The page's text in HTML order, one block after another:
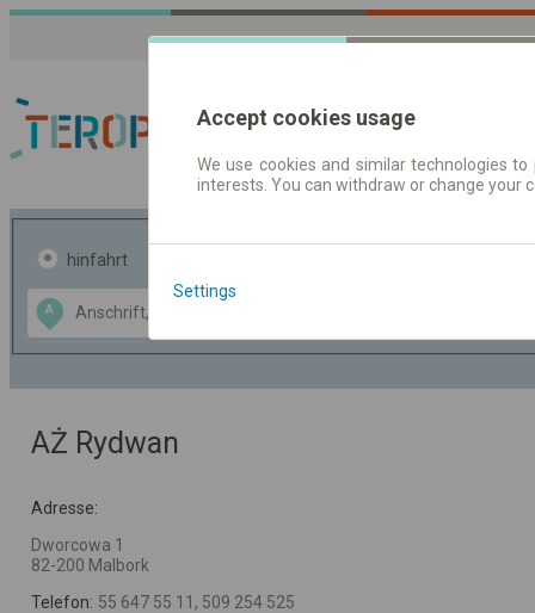
Fahrplandaten |
hinfahrt
A
Data CC-BY-SA
OpenStreetMap
GeoLite data by
AŻ Rydwan
Adresse:
Dworcowa 1
82-200 Malbork
Telefon: 55 647 55 11, 509 254 525
Accept cookies usage
We use cookies and similar technologies
interests. You can withdraw or change
Settings